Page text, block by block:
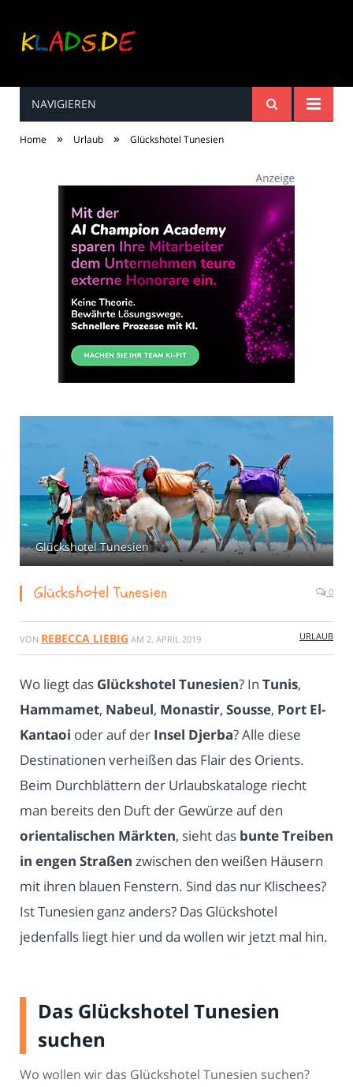
Kinderreime, Spiele,
NAVIGIEREN
Home » Urlaub » Glückshotel Tunesien
Glückshotel Tunesien
Glückshotel Tunesien 0
VON REBECCA LIEBIG AM 2. APRIL 2019 URLAUB
Wo liegt das Glückshotel Tunesien? In Tunis,
Hammamet, Nabeul, Monastir, Sousse, Port El-
Kantaoi oder auf der Insel Djerba? Alle diese
Destinationen verheißen das Flair des Orients.
Beim Durchblättern der Urlaubskataloge riecht
man bereits den Duft der Gewürze auf den
orientalischen Märkten, sieht das bunte Treiben
in engen Straßen zwischen den weißen Häusern
mit ihren blauen Fenstern. Sind das nur Klischees?
Ist Tunesien ganz anders? Das Glückshotel
jedenfalls liegt hier und da wollen wir jetzt mal hin.
Das Glückshotel Tunesien
suchen
Wo wollen wir das Glückshotel Tunesien suchen?